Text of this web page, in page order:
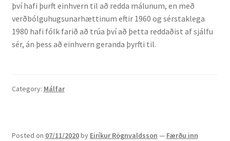
því hafi þurft einhvern til að redda málunum, en með
verðbólguhugsunarhættinum eftir 1960 og sérstaklega
1980 hafi fólk farið að trúa því að þetta reddaðist af sjálfu
sér, án þess að einhvern geranda þyrfti til.
Category: Málfar
Posted on 07/11/2020by Eiríkur Rögnvaldsson — Færðu inn